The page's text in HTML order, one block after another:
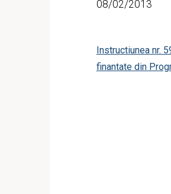
08/02/2013
Instructiunea nr.
finantate din